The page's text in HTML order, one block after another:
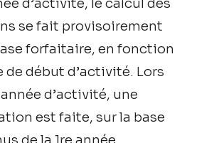
d’activité, le calcul des
se fait provisoirement
forfaitaire, en fonction
de début d’activité. Lors
d’activité, une
est faite, sur la base